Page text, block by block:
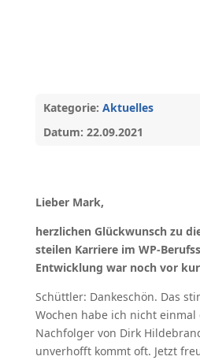
Kategorie: Aktuelles
Datum: 22.09.2021
Lieber Mark,
herzlichen Glückwunsch zu
steilen Karriere im WP-
Entwicklung war noch vor
Schüttler: Dankeschön. Das
Wochen habe ich nicht
Nachfolger von Dirk
unverhofft kommt oft. Jetzt